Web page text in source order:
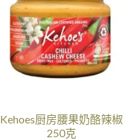
Kehoes厨房腰果奶酪辣椒
250克